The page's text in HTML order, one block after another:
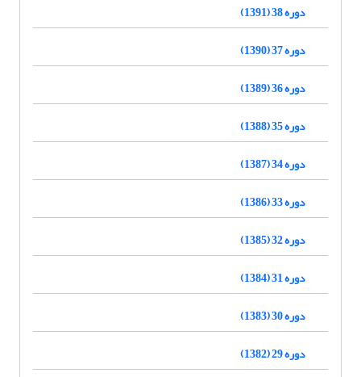
دوره 38 (1391)
دوره 37 (1390)
دوره 36 (1389)
دوره 35 (1388)
دوره 34 (1387)
دوره 33 (1386)
دوره 32 (1385)
دوره 31 (1384)
دوره 30 (1383)
دوره 29 (1382)